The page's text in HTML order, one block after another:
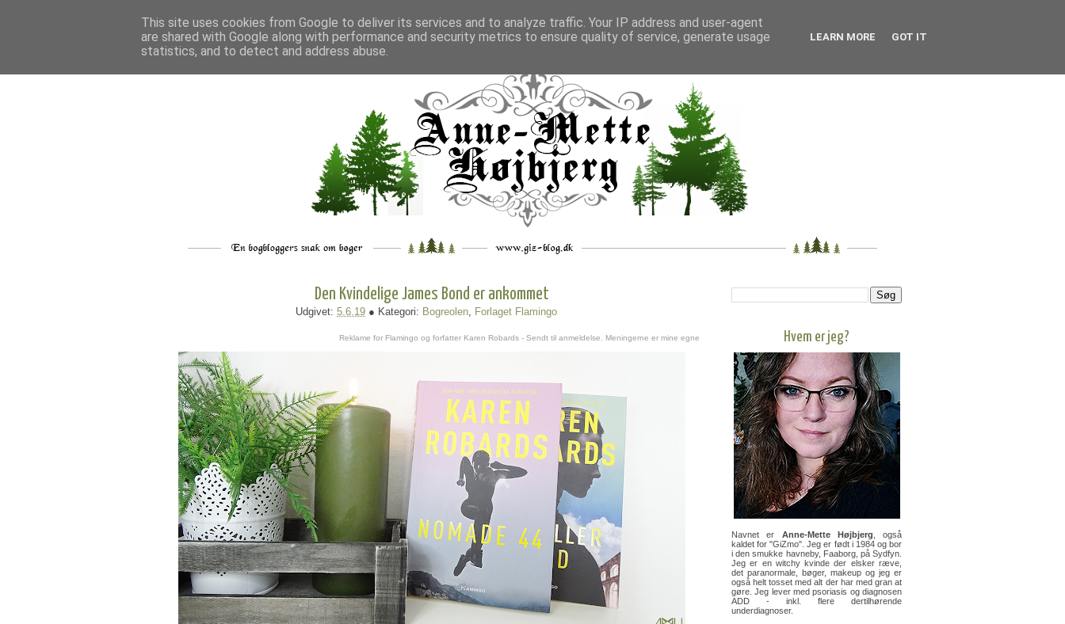
___ _. __ __ _ ___
Den Kvindelige James Bond er ankommet
Udgivet: 5.6.19 ● Kategori: Bogreolen, Forlaget Flamingo
Reklame for Flamingo og forfatter Karen Robards - Sendt til anmeldelse. Meningerne er mine egne Hvem er jeg?
Navnet er Anne-Mette Højbjerg , også
kaldet for "GiZmo". Jeg er født i 1984 og bor
i den smukke havneby, Faaborg, på Sydfyn.
Jeg er en witchy kvinde der elsker ræve,
det paranormale, bøger, makeup og jeg er
også helt tosset med alt der har med gran at
gøre. Jeg lever med psoriasis og diagnosen
ADD - inkl. flere dertilhørende
underdiagnoser.
This site uses cookies from Google to deliver its services and to analyze traffic. Your IP address and user-agent
are shared with Google along with performance and security metrics to ensure quality of service, generate usage
statistics, and to detect and address abuse.
LEARN MORE GOT IT